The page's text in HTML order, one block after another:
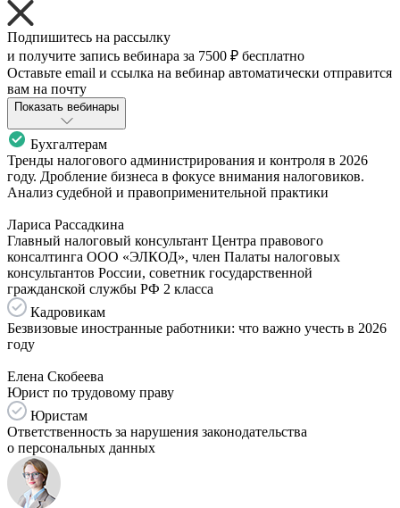
Подпишитесь на рассылку
и получите запись вебинара за 7500 ₽ бесплатно
Оставьте email и ссылка на вебинар автоматически отправится
вам на почту
Показать вебинары
Бухгалтерам
Тренды налогового администрирования и контроля в 2026
году. Дробление бизнеса в фокусе внимания налоговиков.
Анализ судебной и правоприменительной практики
Лариса Рассадкина
Главный налоговый консультант Центра правового
консалтинга ООО «ЭЛКОД», член Палаты налоговых
консультантов России, советник государственной
гражданской службы РФ 2 класса
Кадровикам
Безвизовые иностранные работники: что важно учесть в 2026
году
Елена Скобеева
Юрист по трудовому праву
Юристам
Ответственность за нарушения законодательства
о персональных данных